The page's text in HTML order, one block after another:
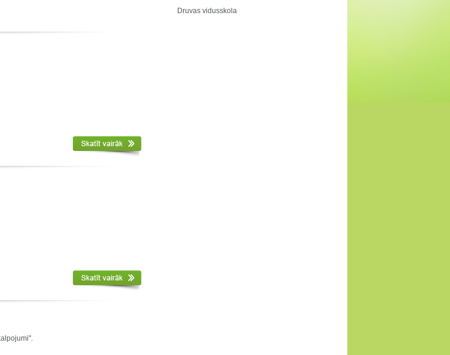
Druvas vidusskola